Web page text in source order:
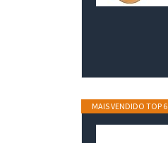
MAIS VENDIDO TOP 6